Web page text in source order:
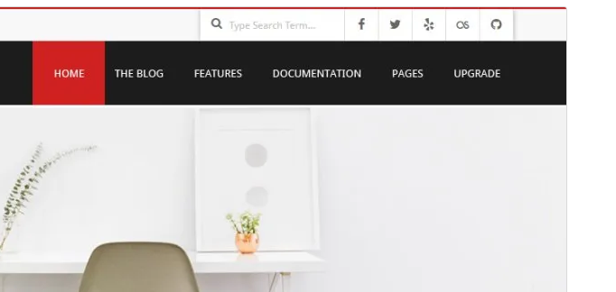
Προεπισκόπηση Λήψη
Τελευταία ενημέρωση
09 Ιούν 2026